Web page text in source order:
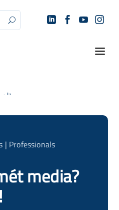
U    
a
| Professionals
media?